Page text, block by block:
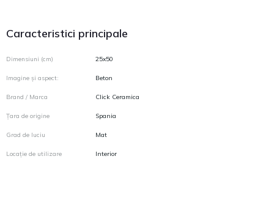
Caracteristici principale
Dimensiuni (cm) 25x50
Imagine și aspect: Beton
Brand / Marca Click Ceramica
Țara de origine Spania
Grad de luciu Mat
Locație de utilizare Interior